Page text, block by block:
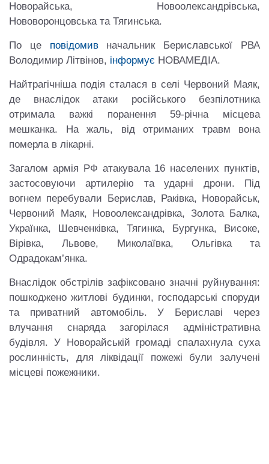
Новорайська, Новоолександрівська,
Нововоронцовська та Тягинська.
По це повідомивначальник Бериславської РВА
Володимир Літвінов, інформує НОВАМЕДІА.
Найтрагічніша подія сталася в селі Червоний Маяк,
де внаслідок атаки російського безпілотника
отримала важкі поранення 59-річна місцева
мешканка. На жаль, від отриманих травм вона
померла в лікарні.
Загалом армія РФ атакувала 16 населених пунктів,
застосовуючи артилерію та ударні дрони. Під
вогнем перебували Берислав, Раківка, Новорайськ,
Червоний Маяк, Новоолександрівка, Золота Балка,
Українка, Шевченківка, Тягинка, Бургунка, Високе,
Вірівка, Львове, Миколаївка, Ольгівка та
Одрадокам’янка.
Внаслідок обстрілів зафіксовано значні руйнування:
пошкоджено житлові будинки, господарські споруди
та приватний автомобіль. У Бериславі через
влучання снаряда загорілася адміністративна
будівля. У Новорайській громаді спалахнула суха
рослинність, для ліквідації пожежі були залучені
місцеві пожежники.